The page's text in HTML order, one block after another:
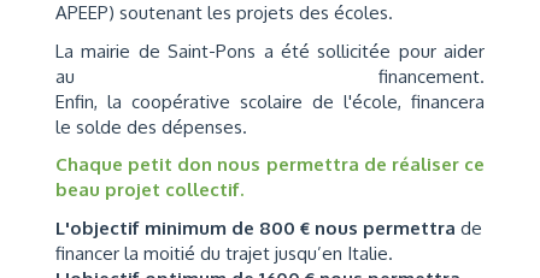
APEEP) soutenant les projets des écoles.
La mairie de Saint-Pons a été sollicitée pour aider
au financement.
Enfin, la coopérative scolaire de l'école, financera
le solde des dépenses.
Chaque petit don nous permettra de réaliser ce
beau projet collectif.
L'objectif minimum de 800 € nous permettra de
financer la moitié du trajet jusqu’en Italie.